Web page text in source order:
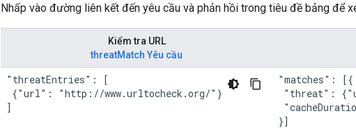
Nhấp vào đường liên kết đến yêu cầu và phản hồi trong tiêu đề bảng để
Kiểm tra URL
threatMatch Yêu cầu
"threatEntries": [
{"url": "http://www.urltocheck.org/"}
]
"matches": [{
"threat":
}]